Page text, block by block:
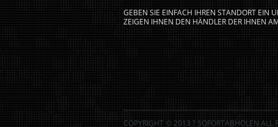
GEBEN SIE EINFACH IHREN STANDORT EIN
ZEIGEN IHNEN DEN HÄNDLER DER IHNEN
COPYRIGHT © 2013 ? SOFORTABHOLEN ALL